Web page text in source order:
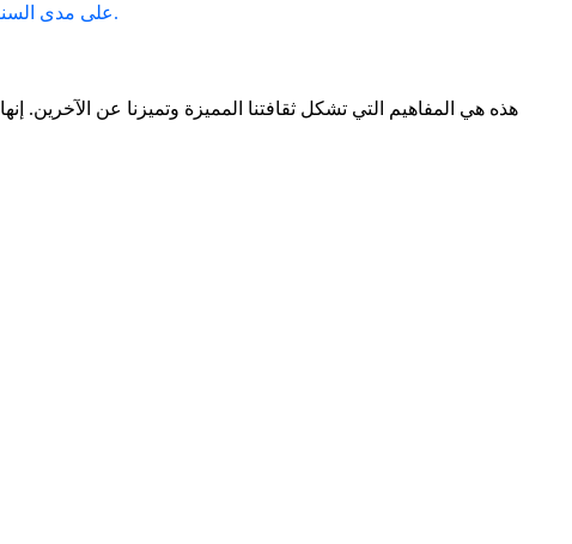
على مدى السنوات ال 35 الماضية حققنا تأثير قوي ولدينا طريق طويل لنقطعه.
هذه هي المفاهيم التي تشكل ثقافتنا المميزة وتميزنا عن الآخرين.